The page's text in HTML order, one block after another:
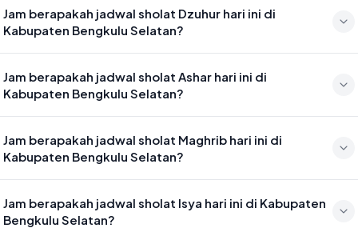
pada 04:59
Jam berapakah jadwal sholat Dzuhur hari ini di
Kabupaten Bengkulu Selatan?
pada 12:18
Jam berapakah jadwal sholat Ashar hari ini di
Kabupaten Bengkulu Selatan?
pada 15:39
Jam berapakah jadwal sholat Maghrib hari ini di
Kabupaten Bengkulu Selatan?
pada 18:16
Jam berapakah jadwal sholat Isya hari ini di Kabupaten
Bengkulu Selatan?